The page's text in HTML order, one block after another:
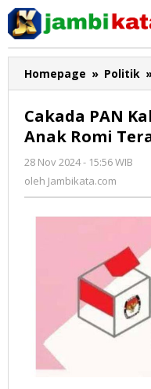
Lewati
konten
Homepage » Politik
Cakada PAN
Anak Romi
28 Nov 2024 - 15:56 WIB
oleh Jambikata.com